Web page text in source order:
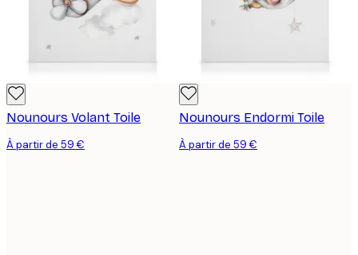
Nounours Volant Toile
À partir de 59 €
Nounours Endormi Toile
À partir de 59 €